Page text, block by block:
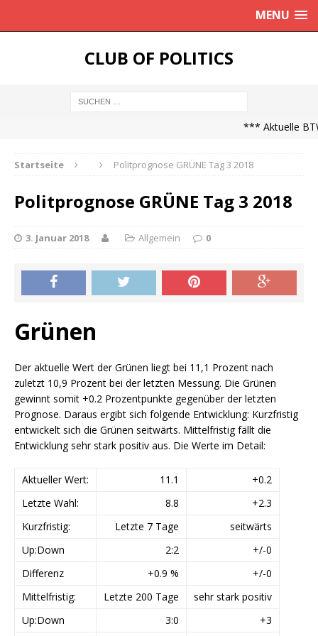
MENU
CLUB OF POLITICS
*** Aktuelle
Startseite Politprognose GRÜNE Tag 3 2018
Politprognose GRÜNE Tag 3 2018
3. Januar 2018 Allgemein 0
Grünen
Der aktuelle Wert der Grünen liegt bei 11,1 Prozent nach
zuletzt 10,9 Prozent bei der letzten Messung. Die Grünen
gewinnt somit +0.2 Prozentpunkte gegenüber der letzten
Prognose. Daraus ergibt sich folgende Entwicklung: Kurzfristig
entwickelt sich die Grünen seitwärts. Mittelfristig fällt die
Entwicklung sehr stark positiv aus. Die Werte im Detail:
Aktueller Wert: 11.1
+0.2
Letzte Wahl:
8.8
+2.3
Kurzfristig:
Letzte 7 Tage
seitwärts
Up:Down
2:2
+/-0
Differenz
+0.9 %
+/-0
Mittelfristig:
Letzte 200 Tage
sehr stark positiv
Up:Down
3:0 +3